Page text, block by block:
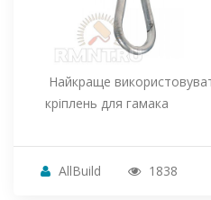
Найкраще
кріплень для гамака
AllBuild 1838